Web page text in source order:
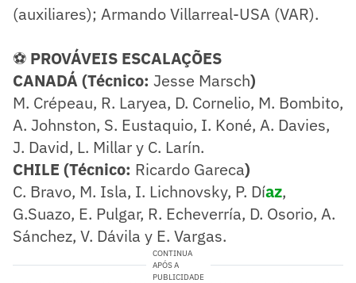
(auxiliares); Armando Villarreal-USA (VAR).
⚽ PROVÁVEIS ESCALAÇÕES
CANADÁ (Técnico: Jesse Marsch)
M. Crépeau, R. Laryea, D. Cornelio, M. Bombito,
A. Johnston, S. Eustaquio, I. Koné, A. Davies,
J. David, L. Millar y C. Larín.
CHILE (Técnico: Ricardo Gareca)
C. Bravo, M. Isla, I. Lichnovsky, P. Díaz,
G.Suazo, E. Pulgar, R. Echeverría, D. Osorio, A.
Sánchez, V. Dávila y E. Vargas.
CONTINUA
APÓS A
PUBLICIDADE